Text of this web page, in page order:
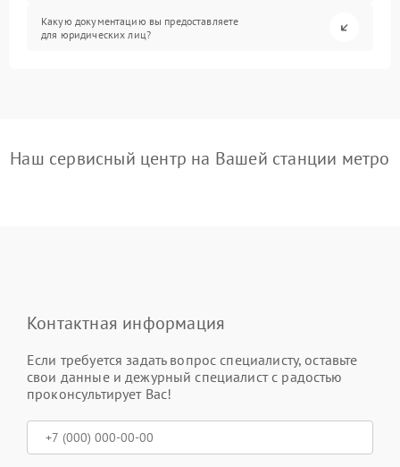
Какую документацию вы предоставляете
для юридических лиц?
Наш сервисный центр на Вашей станции метро
Контактная информация
Если требуется задать вопрос специалисту, оставьте
свои данные и дежурный специалист с радостью
проконсультирует Вас!